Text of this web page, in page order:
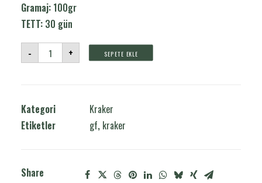
Gramaj: 100gr
TETT: 30 gün
-
Grisino
adet
+ SEPETE EKLE
Kategori
Kraker
Etiketler
gf, kraker
Share